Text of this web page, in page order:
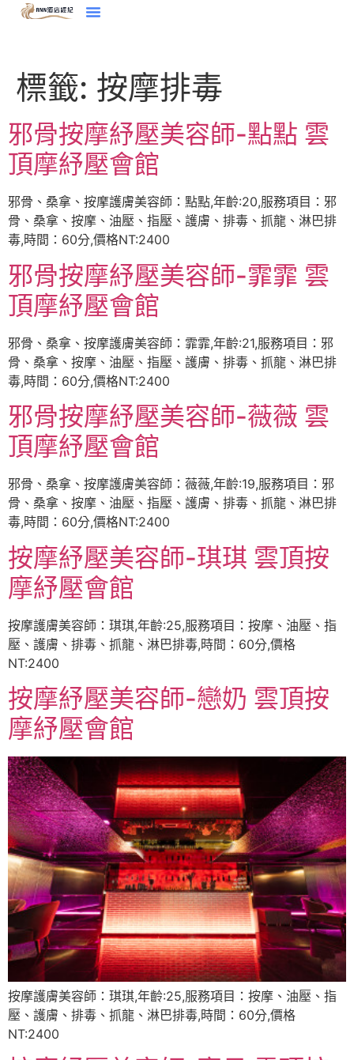
標籤: 按摩排毒
邪骨按摩紓壓美容師-點點 雲
頂摩紓壓會館
邪骨、桑拿、按摩護膚美容師：點點,年齡:20,服務項目：邪
骨、桑拿、按摩、油壓、指壓、護膚、排毒、抓龍、淋巴排
毒,時間：60分,價格NT:2400
邪骨按摩紓壓美容師-霏霏 雲
頂摩紓壓會館
邪骨、桑拿、按摩護膚美容師：霏霏,年齡:21,服務項目：邪
骨、桑拿、按摩、油壓、指壓、護膚、排毒、抓龍、淋巴排
毒,時間：60分,價格NT:2400
邪骨按摩紓壓美容師-薇薇 雲
頂摩紓壓會館
邪骨、桑拿、按摩護膚美容師：薇薇,年齡:19,服務項目：邪
骨、桑拿、按摩、油壓、指壓、護膚、排毒、抓龍、淋巴排
毒,時間：60分,價格NT:2400
按摩紓壓美容師-琪琪 雲頂按
摩紓壓會館
按摩護膚美容師：琪琪,年齡:25,服務項目：按摩、油壓、指
壓、護膚、排毒、抓龍、淋巴排毒,時間：60分,價格
NT:2400
按摩紓壓美容師-戀奶 雲頂按
摩紓壓會館
按摩護膚美容師：琪琪,年齡:25,服務項目：按摩、油壓、指
壓、護膚、排毒、抓龍、淋巴排毒,時間：60分,價格
NT:2400